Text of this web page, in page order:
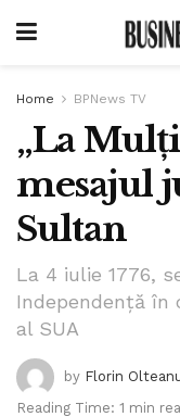
Home BPNews TV
„La
mesajul
Sultan
La 4 iulie 1776,
Independență în
al SUA
by Florin
Reading Time: 1 min